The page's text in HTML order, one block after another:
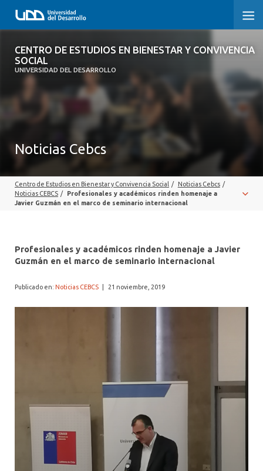
CENTRO DE ESTUDIOS EN BIENESTAR Y CONVIVENCIA
SOCIAL
UNIVERSIDAD DEL DESARROLLO
CENTRO DE ESTUDIOS EN BIENESTAR Y
CONVIVENCIA SOCIAL
SOBRE EL CENTRO
EQUIPO
Noticias Cebcs
Centro de Estudios en Bienestar y Convivencia Social / Noticias Cebcs /
Noticias CEBCS /
Profesionales y académicos rinden homenaje a
Javier Guzmán en el marco de seminario internacional
Profesionales y académicos rinden homenaje a Javier
Guzmán en el marco de seminario internacional
Publicado en: Noticias CEBCS 21 noviembre, 2019